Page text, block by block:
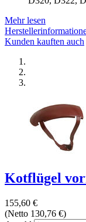
Mehr lesen
Kunden kauften auch
Kotflügel
155,60 €
(Netto 130,76 €)